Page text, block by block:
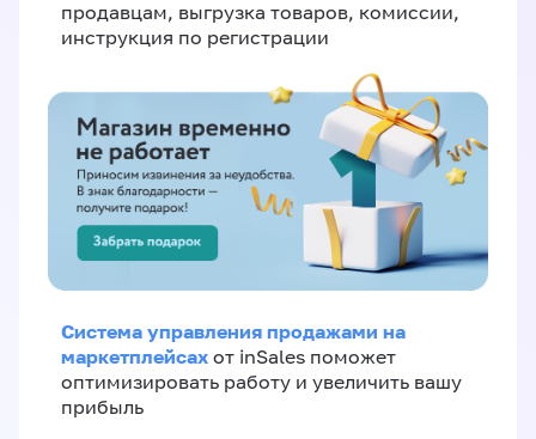
продавцам, выгрузка товаров, комиссии,
инструкция по регистрации
Система управления продажами на
маркетплейсах от inSales поможет
оптимизировать работу и увеличить вашу
прибыль